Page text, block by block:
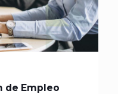
de Empleo